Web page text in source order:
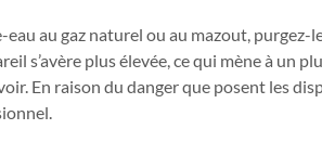
eau au gaz naturel ou au mazout,
s’avère plus élevée, ce qui mène à un
En raison du danger que posent les